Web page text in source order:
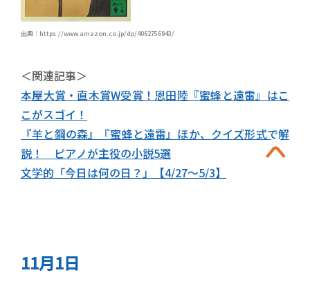
出典：https://www.amazon.co.jp/dp/4062756943/
＜関連記事＞
本屋大賞・直木賞W受賞！恩田陸『蜜蜂と遠雷』はこ
こがスゴイ！
『羊と鋼の森』『蜜蜂と遠雷』ほか、クイズ形式で解
説！ ピアノが主役の小説5選
文学的「今日は何の日？」【4/27～5/3】
11月1日